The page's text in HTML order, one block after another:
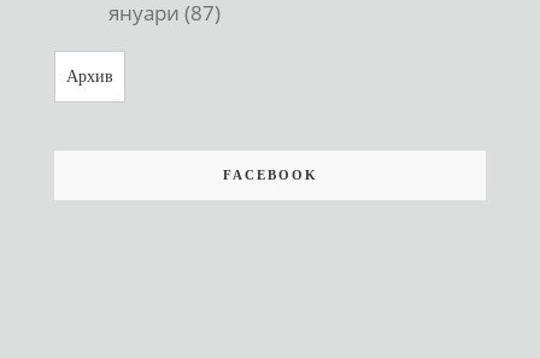
януари (87)
Архив
FACEBOOK